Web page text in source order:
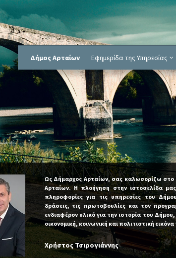
Δήμος Αρταίων Εφημερίδα της Υπηρεσίας
Ως Δήμαρχος Αρταίων, σας καλωσορίζω στο
Αρταίων. Η πλοήγηση στην ιστοσελίδα
πληροφορίες για τις υπηρεσίες του
δράσεις, τις πρωτοβουλίες και τον
ενδιαφέρον υλικό για την ιστορία του
οικονομική, κοινωνική και πολιτιστική εικόνα
Χρήστος Τσιρογιάννης